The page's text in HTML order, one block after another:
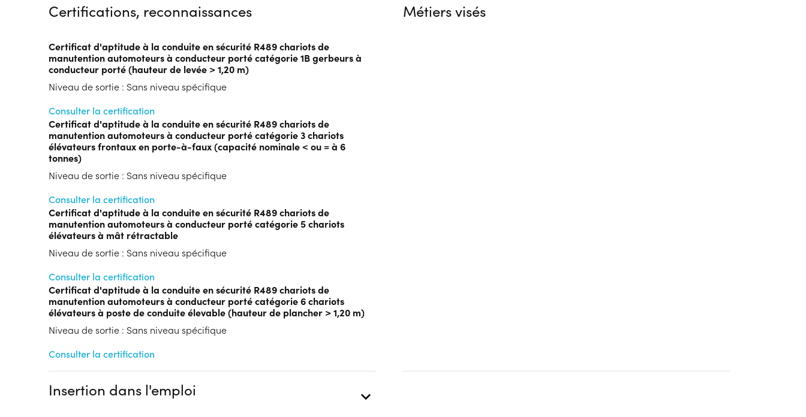
Certifications, reconnaissances
Certificat d'aptitude à la conduite en sécurité R489 chariots de
manutention automoteurs à conducteur porté catégorie 1B gerbeurs à
conducteur porté (hauteur de levée > 1,20 m)
Niveau de sortie : Sans niveau spécifique
Consulter la certification
Certificat d'aptitude à la conduite en sécurité R489 chariots de
manutention automoteurs à conducteur porté catégorie 3 chariots
élévateurs frontaux en porte-à-faux (capacité nominale < ou = à 6
tonnes)
Niveau de sortie : Sans niveau spécifique
Consulter la certification
Certificat d'aptitude à la conduite en sécurité R489 chariots de
manutention automoteurs à conducteur porté catégorie 5 chariots
élévateurs à mât rétractable
Niveau de sortie : Sans niveau spécifique
Consulter la certification
Certificat d'aptitude à la conduite en sécurité R489 chariots de
manutention automoteurs à conducteur porté catégorie 6 chariots
élévateurs à poste de conduite élevable (hauteur de plancher > 1,20 m)
Niveau de sortie : Sans niveau spécifique
Consulter la certification
Métiers visés
Insertion dans l'emploi